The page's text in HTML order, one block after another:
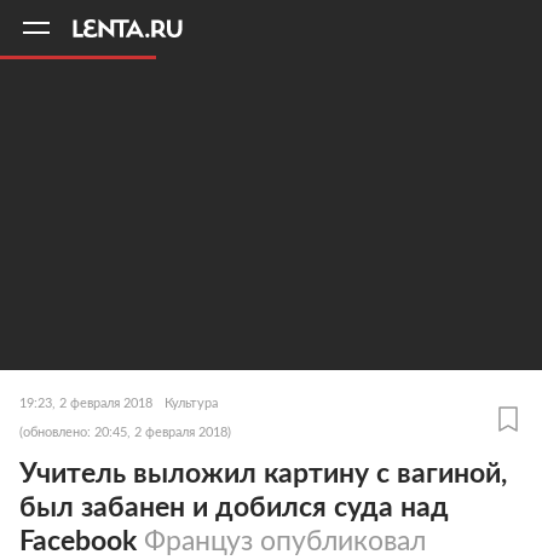
19:23, 2 февраля 2018 Культура
(обновлено: 20:45, 2 февраля 2018)
Учитель выложил картину с вагиной,
был забанен и добился суда над
Facebook Француз опубликовал